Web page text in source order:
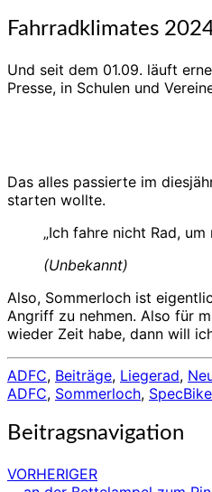
Fahrradklimates
Und seit dem 01.09. läuft
Presse, in Schulen und
Das alles passierte im
starten wollte.
„Ich fahre nicht Rad,
(Unbekannt)
Also, Sommerloch ist
Angriff zu nehmen. Also für
wieder Zeit habe, dann will
ADFC, Beiträge, Liegerad,
ADFC, Sommerloch,
Beitragsnavigation
VORHERIGER